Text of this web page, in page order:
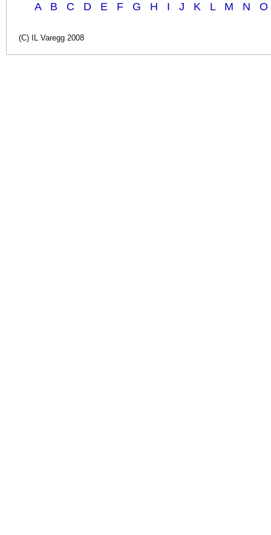
A B C D E F G H I J K L M N O
(C) IL Varegg 2008